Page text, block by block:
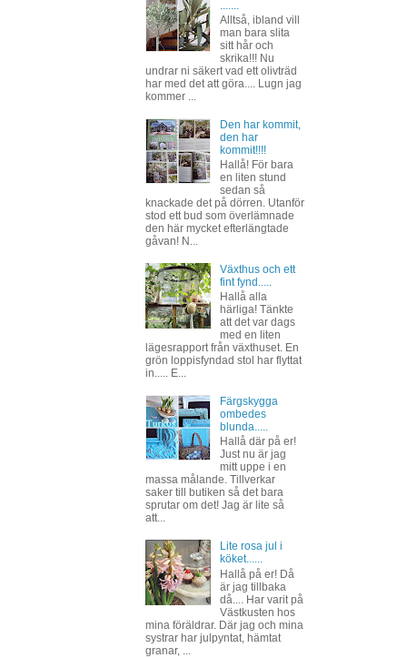
Alltså, ibland vill
man bara slita
sitt hår och
skrika!!! Nu
undrar ni säkert vad ett olivträd
har med det att göra.... Lugn jag
kommer ...
Den har kommit,
den har
kommit!!!!
Hallå! För bara
en liten stund
sedan så
knackade det på dörren. Utanför
stod ett bud som överlämnade
den här mycket efterlängtade
gåvan! N...
Växthus och ett
fint fynd.....
Hallå alla
härliga! Tänkte
att det var dags
med en liten
lägesrapport från växthuset. En
grön loppisfyndad stol har flyttat
in..... E...
Färgskygga
ombedes
blunda.....
Hallå där på er!
Just nu är jag
mitt uppe i en
massa målande. Tillverkar
saker till butiken så det bara
sprutar om det! Jag är lite så
att...
Lite rosa jul i
köket......
Hallå på er! Då
är jag tillbaka
då.... Har varit på
Västkusten hos
mina föräldrar. Där jag och mina
systrar har julpyntat, hämtat
granar, ...